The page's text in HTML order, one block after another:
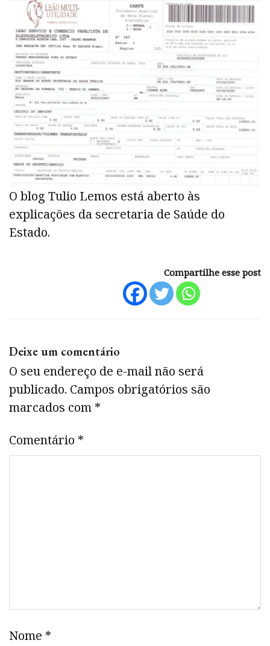
O blog Tulio Lemos está aberto às
explicações da secretaria de Saúde do
Estado.
Compartilhe esse post
Deixe um comentário
O seu endereço de e-mail não será
publicado. Campos obrigatórios são
marcados com *
Comentário *
Nome *